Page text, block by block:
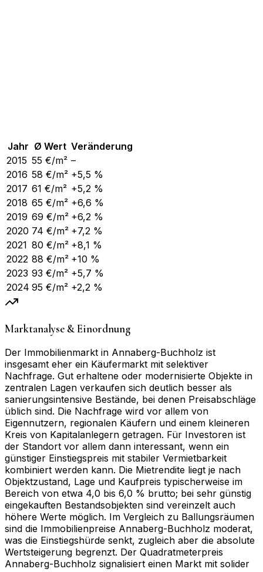
Jahr Ø Wert Veränderung
2015 55 €/m² –
2016 58 €/m² +5,5 %
2017 61 €/m² +5,2 %
2018 65 €/m² +6,6 %
2019 69 €/m² +6,2 %
2020 74 €/m² +7,2 %
2021 80 €/m² +8,1 %
2022 88 €/m² +10 %
2023 93 €/m² +5,7 %
2024 95 €/m² +2,2 %
Marktanalyse & Einordnung
Der Immobilienmarkt in Annaberg-Buchholz ist
insgesamt eher ein Käufermarkt mit selektiver
Nachfrage. Gut erhaltene oder modernisierte Objekte in
zentralen Lagen verkaufen sich deutlich besser als
sanierungsintensive Bestände, bei denen Preisabschläge
üblich sind. Die Nachfrage wird vor allem von
Eigennutzern, regionalen Käufern und einem kleineren
Kreis von Kapitalanlegern getragen. Für Investoren ist
der Standort vor allem dann interessant, wenn ein
günstiger Einstiegspreis mit stabiler Vermietbarkeit
kombiniert werden kann. Die Mietrendite liegt je nach
Objektzustand, Lage und Kaufpreis typischerweise im
Bereich von etwa 4,0 bis 6,0 % brutto; bei sehr günstig
eingekauften Bestandsobjekten sind vereinzelt auch
höhere Werte möglich. Im Vergleich zu Ballungsräumen
sind die Immobilienpreise Annaberg-Buchholz moderat,
was die Einstiegshürde senkt, zugleich aber die absolute
Wertsteigerung begrenzt. Der Quadratmeterpreis
Annaberg-Buchholz signalisiert einen Markt mit solider